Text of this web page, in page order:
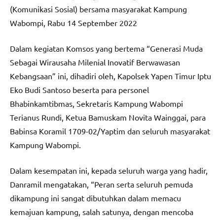
(Komunikasi Sosial) bersama masyarakat Kampung
Wabompi, Rabu 14 September 2022
Dalam kegiatan Komsos yang bertema “Generasi Muda
Sebagai Wirausaha Milenial Inovatif Berwawasan
Kebangsaan” ini, dihadiri oleh, Kapolsek Yapen Timur Iptu
Eko Budi Santoso beserta para personel
Bhabinkamtibmas, Sekretaris Kampung Wabompi
Terianus Rundi, Ketua Bamuskam Novita Wainggai, para
Babinsa Koramil 1709-02/Yaptim dan seluruh masyarakat
Kampung Wabompi.
Dalam kesempatan ini, kepada seluruh warga yang hadir,
Danramil mengatakan, “Peran serta seluruh pemuda
dikampung ini sangat dibutuhkan dalam memacu
kemajuan kampung, salah satunya, dengan mencoba